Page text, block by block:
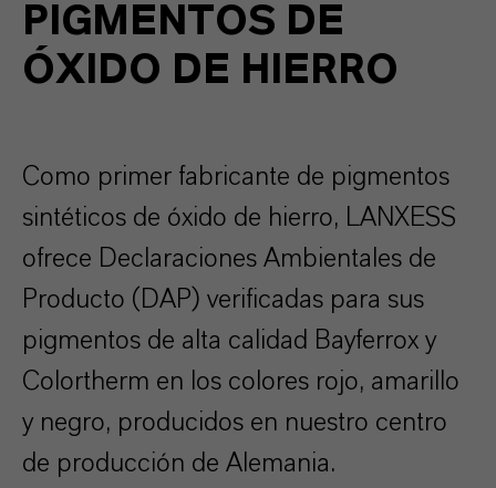
PIGMENTOS DE
ÓXIDO DE HIERRO
Como primer fabricante de pigmentos
sintéticos de óxido de hierro, LANXESS
ofrece Declaraciones Ambientales de
Producto (DAP) verificadas para sus
pigmentos de alta calidad Bayferrox y
Colortherm en los colores rojo, amarillo
y negro, producidos en nuestro centro
de producción de Alemania.